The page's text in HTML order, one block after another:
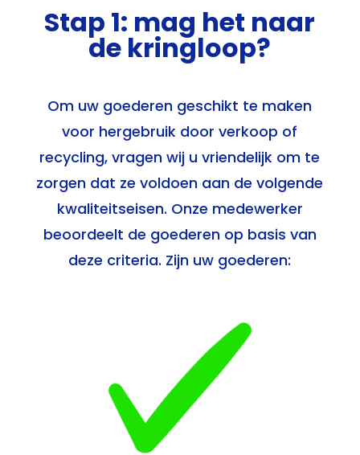
Stap 1: mag het naar
de kringloop?
Om uw goederen geschikt te maken
voor hergebruik door verkoop of
recycling, vragen wij u vriendelijk om te
zorgen dat ze voldoen aan de volgende
kwaliteitseisen. Onze medewerker
beoordeelt de goederen op basis van
deze criteria. Zijn uw goederen: